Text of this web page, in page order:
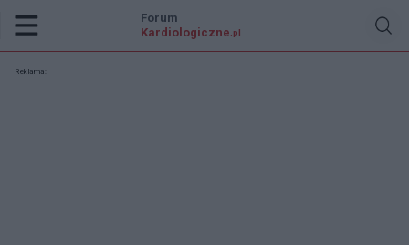
Forum
Kardiologiczne .pl
Reklama: